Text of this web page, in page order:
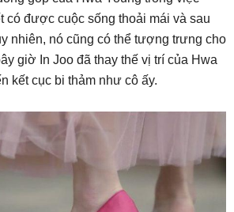
có được cuộc sống thoải mái và sau
nhiên, nó cũng có thể tượng trưng cho
giờ In Joo đã thay thế vị trí của Hwa
kết cục bi thảm như cô ấy.